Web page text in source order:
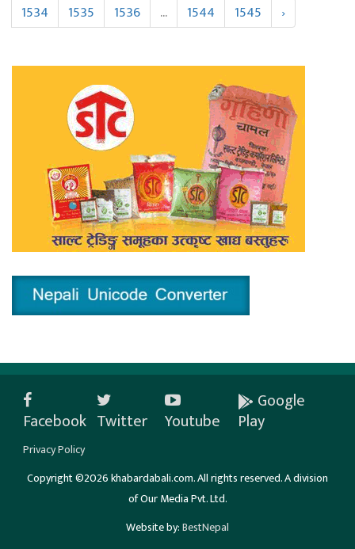
1534
1535 1536 ... 1544 1545 ›
Facebook Twitter Youtube
Google
Play
Privacy Policy
Copyright ©2026 khabardabali.com. All rights reserved. A division
of Our Media Pvt. Ltd.
Website by:BestNepal